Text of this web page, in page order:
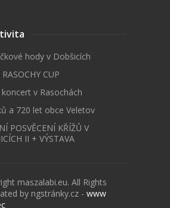
hody v Dobšicích
CUP
v Rasochách
a 720 let obce Veletov
POSVĚCENÍ KŘÍŽŮ V
II + VÝSTAVA
maszalabi.eu. All Rights
by ngstránky.cz - www